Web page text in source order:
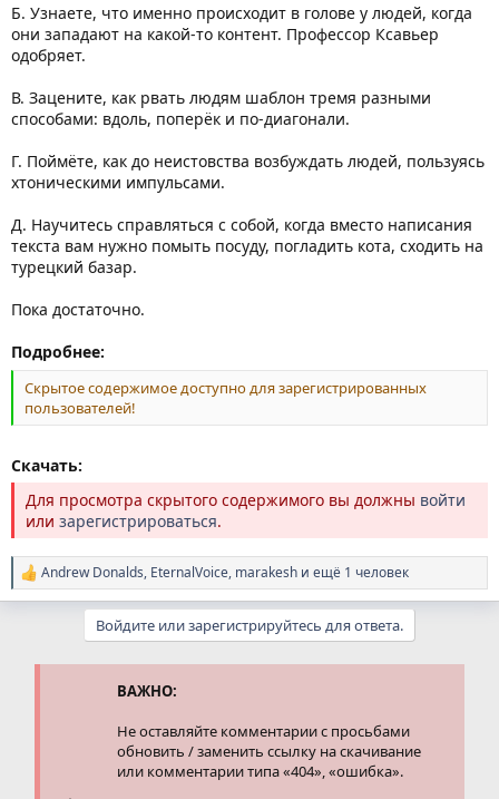
Б. Узнаете, что именно происходит в голове у людей, когда
они западают на какой-то контент. Профессор Ксавьер
одобряет.
В. Зацените, как рвать людям шаблон тремя разными
способами: вдоль, поперёк и по-диагонали.
Г. Поймёте, как до неистовства возбуждать людей, пользуясь
хтоническими импульсами.
Д. Научитесь справляться с собой, когда вместо написания
текста вам нужно помыть посуду, погладить кота, сходить на
турецкий базар.
Пока достаточно.
Подробнее:
Скрытое содержимое доступно для зарегистрированных
пользователей!
Скачать:
Для просмотра скрытого содержимого вы должны войти
или зарегистрироваться.
Р
е
Andrew Donalds, EternalVoice, marakesh и ещё 1 человек
Войдите или зарегистрируйтесь для ответа.
ВАЖНО:
Не оставляйте комментарии с просьбами
обновить / заменить ссылку на скачивание
или комментарии типа «404», «ошибка».